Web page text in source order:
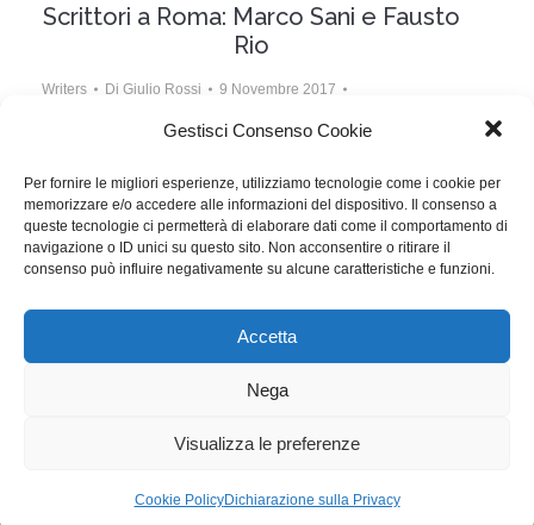
Gestisci Consenso Cookie
Per fornire le migliori esperienze, utilizziamo tecnologie come i cookie per
memorizzare e/o accedere alle informazioni del dispositivo. Il consenso a
queste tecnologie ci permetterà di elaborare dati come il comportamento di
navigazione o ID unici su questo sito. Non acconsentire o ritirare il
consenso può influire negativamente su alcune caratteristiche e funzioni.
Accetta
Nega
Visualizza le preferenze
Cookie PolicyDichiarazione sulla Privacy
Scrittori a Roma: Marco Sani e Fausto
Rio
Writers Di Giulio Rossi 9 Novembre 2017
Lascia un commento
scritto Addio Fottuti Musi Verdi. Il film dei The Jackal,
è stato presentato fuori concorso nella sezione Alice
nella Città della Festa del cinema di Roma.
+39 347 2461036
WGItalia
Cookie & Privacy Policy